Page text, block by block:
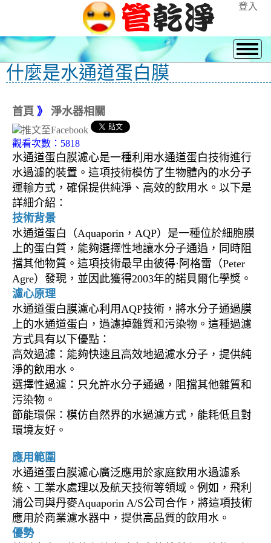
登入
什麼是水通道蛋白膜
首頁 》 淨水器相關
觀看次數：5818
水通道蛋白膜濾心是一種利用水通道蛋白技術進行
水過濾的裝置。這項技術模仿了生物體內的水分子
運輸方式，確保提供純淨、高效的飲用水。以下是
詳細介紹：
技術背景
水通道蛋白（Aquaporin，AQP）是一種位於細胞膜
上的蛋白質，能夠選擇性地讓水分子通過，同時阻
擋其他物質。這項技術最早由彼得·阿格雷（Peter
Agre）發現，並因此獲得2003年的諾貝爾化學獎。
濾心原理
水通道蛋白膜濾心利用AQP技術，將水分子通過膜
上的水通道蛋白，過濾掉雜質和污染物。這種過濾
方式具有以下優點：
高效過濾：能夠快速且高效地過濾水分子，提供純
淨的飲用水。
選擇性過濾：只允許水分子通過，阻擋其他雜質和
污染物。
節能環保：模仿自然界的水過濾方式，能耗低且對
環境友好。
應用範圍
水通道蛋白膜濾心廣泛應用於家庭飲用水過濾系
統、工業水處理以及航天技術等領域。例如，飛利
浦公司與丹麥Aquaporin A/S公司合作，將這項技術
應用於商業濾水器中，提供高品質的飲用水。
優勢